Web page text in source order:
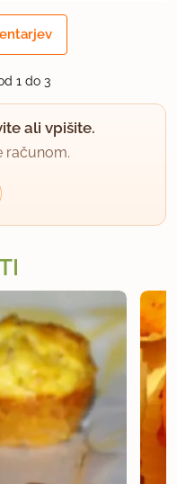
in dvomim, da
okus ne ravno za
stopinj in to 25
so tako dobili
čas.
1 do 3
ali vpišite.
računom.